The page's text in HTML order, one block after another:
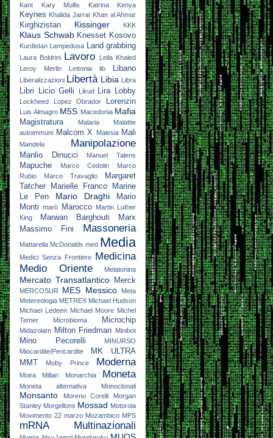
Kant Kary Mullis Katrina Kenya
Keynes Khalida Jarrar Khan al Ahmar
Kirghizistan Kissinger KKK
Klaus Schwab Knesset Kosovo
Kurdistan Lampedusa Land grabbing
Laura Boldrini Lavoro
Leila Khaled
Leroy Merlin
Lettonia lib Libano
Liberalizzazioni Libertà Libia Libra
Libri Licio Gelli Likud Lira Lobby
Lockheed Lopez Obrador Lorenzin
Luis Almagro M5S Macedonia Mafia
Magistratura Malaria
Malattie
autoimmuni Malcom X Malesia Mali
Mandela Manipolazione
Manlio Dinucci Manuel Talens
Mapuche Marco Cedolin
Marco
Rubio
Marco Travaglio
Margaret
Tatcher
Marielle Franco
Marine
Le Pen
Mario Draghi
Mario
Monti
marò Marocco
Martin Luther
King
Marwan Barghouti
Marx
Massimo Fini
Massoneria
Mattarella McDonalds med Media
Medici Senza Frontiere Medicina
Medio Oriente
Melatonina
Mercato Transatlantico Merck
MERCOSUR MES Messico
Meta
Metereologia METREX Michael Hudson
Michael Ledeen Michael Moore Michel
Temer
Microbioma Microchip
Midazolam Milton Friedman Minibot
Mino Pecorelli
MINURSO
Miocardite/Pericardite
MK ULTRA
MMT
Moby Prince Moderna
Moira Millan Monarchia Moneta
Moneta alternativa Monoclonali
Monsanto Moreno Corelli
Morgan
Stanley Morgellons Mossad Motorola
Movimento 22 marzo Mozambico MPS
mRNA Multinazionali